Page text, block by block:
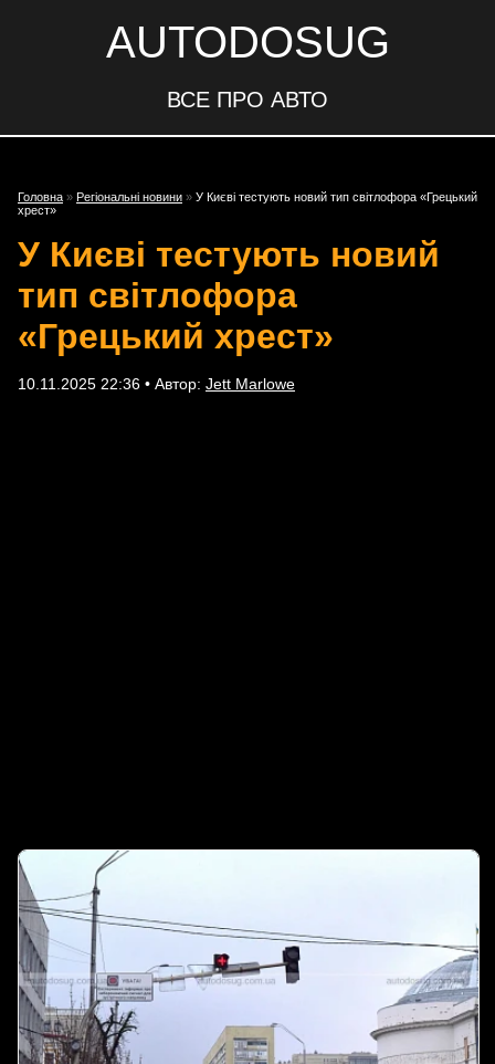
AUTODOSUG
ВСЕ ПРО АВТО
Головна » Регіональні новини » У Києві тестують новий тип світлофора «Грецький
хрест»
У Києві тестують новий
тип світлофора
«Грецький хрест»
10.11.2025 22:36 • Автор: Jett Marlowe